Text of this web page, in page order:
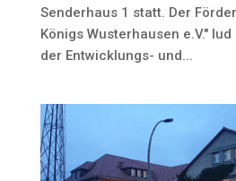
Senderhaus 1 statt. Der
Königs Wusterhausen e.V."
der Entwicklungs- und...